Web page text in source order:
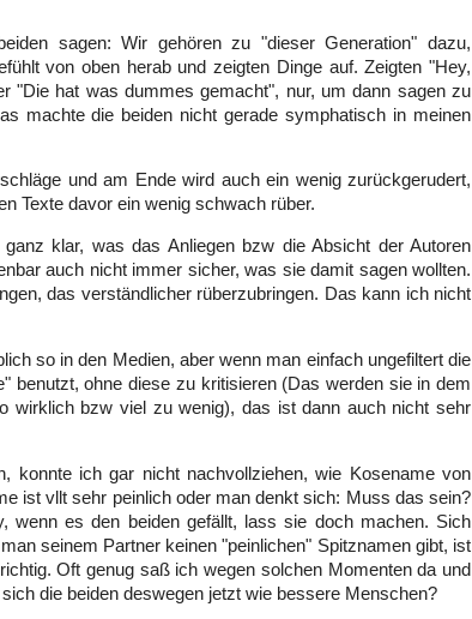
sagen: Wir gehören zu "dieser Generation" dazu,
von oben herab und zeigten Dinge auf. Zeigten "Hey,
"Die hat was dummes gemacht", nur, um dann sagen zu
machte die beiden nicht gerade symphatisch in meinen
und am Ende wird auch ein wenig zurückgerudert,
Texte davor ein wenig schwach rüber.
klar, was das Anliegen bzw die Absicht der Autoren
auch nicht immer sicher, was sie damit sagen wollten.
das verständlicher rüberzubringen. Das kann ich nicht
so in den Medien, aber wenn man einfach ungefiltert die
benutzt, ohne diese zu kritisieren (Das werden sie in dem
wirklich bzw viel zu wenig), das ist dann auch nicht sehr
konnte ich gar nicht nachvollziehen, wie Kosename von
ist vllt sehr peinlich oder man denkt sich: Muss das sein?
wenn es den beiden gefällt, lass sie doch machen. Sich
seinem Partner keinen "peinlichen" Spitznamen gibt, ist
Oft genug saß ich wegen solchen Momenten da und
die beiden deswegen jetzt wie bessere Menschen?